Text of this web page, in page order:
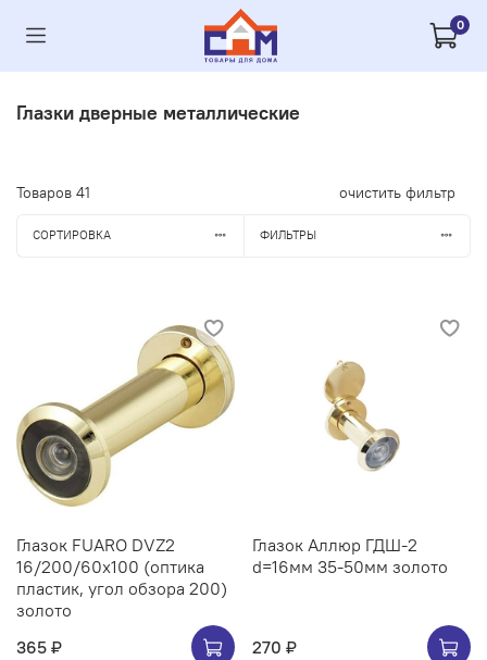
0
Глазки дверные металлические
Товаров 41 очистить фильтр
СОРТИРОВКА ФИЛЬТРЫ
Глазок FUARO DVZ2
16/200/60x100 (оптика
пластик, угол обзора 200)
золото
365 ₽
Глазок Аллюр ГДШ-2
d=16мм 35-50мм золото
270 ₽